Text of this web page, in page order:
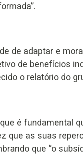
de adaptar e
de benefícios
o relatório do
é fundamental
que as suas
que “o